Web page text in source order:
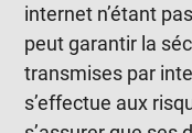
internet n’étant
peut garantir la
transmises par
s’effectue aux